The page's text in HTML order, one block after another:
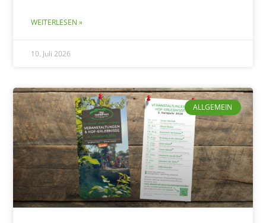
WEITERLESEN »
10. Juli 2026
ALLGEMEIN